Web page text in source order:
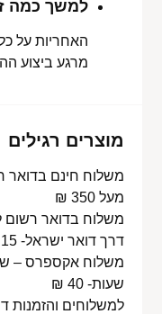
למשך כמה
האחריות על
מרגע ביצוע
מוצרים רגילים
מעל 350 ₪
דרך דואר ישראל- 15 ₪
שעות- 40 ₪
למשלוחים והזמנות